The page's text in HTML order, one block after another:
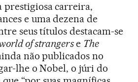
prestigiosa carreira,
e uma dezena de
seus títulos destacam-se
of strangerse The
não publicados no
lhe o Nobel, o júri do